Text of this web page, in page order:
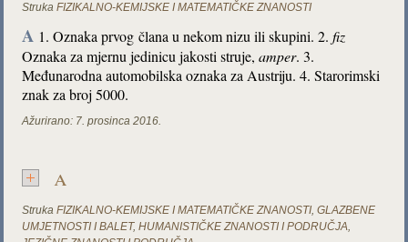
Struka FIZIKALNO-KEMIJSKE I MATEMATIČKE ZNANOSTI
A 1. Oznaka prvog člana u nekom nizu ili skupini. 2.fiz
Oznaka za mjernu jedinicu jakosti struje,amper. 3.
Međunarodna automobilska oznaka za Austriju. 4. Starorimski
znak za broj 5000.
Ažurirano: 7. prosinca 2016.
a
Struka FIZIKALNO-KEMIJSKE I MATEMATIČKE ZNANOSTI,GLAZBENE
UMJETNOSTI I BALET,HUMANISTIČKE ZNANOSTI I PODRUČJA,